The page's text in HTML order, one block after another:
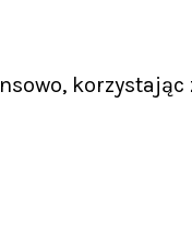
korzystając